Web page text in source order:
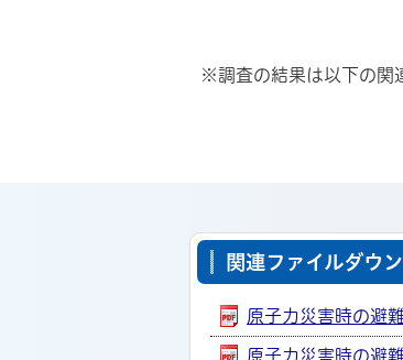
※調査の結果は以下の関
関連ファイルダウ
原子力災害時の避
原子力災害時の避